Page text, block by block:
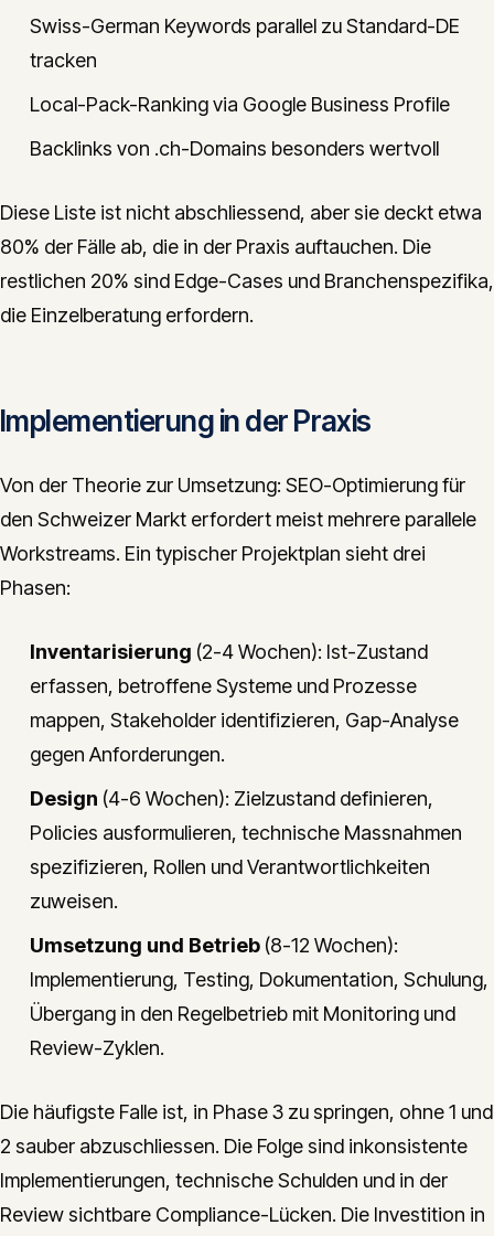
Swiss-German Keywords parallel zu Standard-DE
tracken
Local-Pack-Ranking via Google Business Profile
Backlinks von .ch-Domains besonders wertvoll
Diese Liste ist nicht abschliessend, aber sie deckt etwa
80% der Fälle ab, die in der Praxis auftauchen. Die
restlichen 20% sind Edge-Cases und Branchenspezifika,
die Einzelberatung erfordern.
Implementierung in der Praxis
Von der Theorie zur Umsetzung: SEO-Optimierung für
den Schweizer Markt erfordert meist mehrere parallele
Workstreams. Ein typischer Projektplan sieht drei
Phasen:
Inventarisierung (2-4 Wochen): Ist-Zustand
erfassen, betroffene Systeme und Prozesse
mappen, Stakeholder identifizieren, Gap-Analyse
gegen Anforderungen.
Design (4-6 Wochen): Zielzustand definieren,
Policies ausformulieren, technische Massnahmen
spezifizieren, Rollen und Verantwortlichkeiten
zuweisen.
Umsetzung und Betrieb (8-12 Wochen):
Implementierung, Testing, Dokumentation, Schulung,
Übergang in den Regelbetrieb mit Monitoring und
Review-Zyklen.
Die häufigste Falle ist, in Phase 3 zu springen, ohne 1 und
2 sauber abzuschliessen. Die Folge sind inkonsistente
Implementierungen, technische Schulden und in der
Review sichtbare Compliance-Lücken. Die Investition in